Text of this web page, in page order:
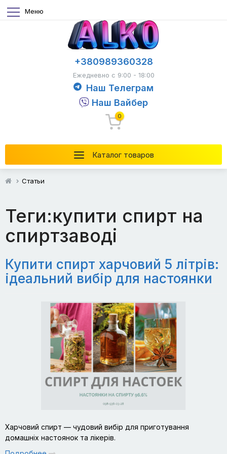
Меню
Каталог товаров
+380989360328
Ежедневно с 9:00 - 18:00
Наш Телеграм
Наш Вайбер
0
Статьи
Теги:купити спирт на
спиртзаводі
Купити спирт харчовий 5 літрів:
ідеальний вибір для настоянки
Харчовий спирт — чудовий вибір для приготування
домашніх настоянок та лікерів.